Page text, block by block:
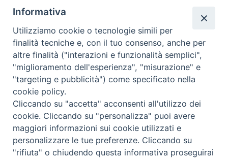
Redazione
Scrivici
Copyright © 2019 - Tutti i diritti riservati - Vita
Trentina Editrice
Privacy Policy
Torna
Informativa
Utilizziamo cookie o tecnologie simili per
finalità tecniche e, con il tuo consenso, anche per
altre finalità ("interazioni e funzionalità semplici",
"miglioramento dell'esperienza", "misurazione" e
"targeting e pubblicità") come specificato nella
cookie policy.
Cliccando su "accetta" acconsenti all'utilizzo dei
cookie. Cliccando su "personalizza" puoi avere
maggiori informazioni sui cookie utilizzati e
personalizzare le tue preferenze. Cliccando su
"rifiuta" o chiudendo questa informativa proseguirai